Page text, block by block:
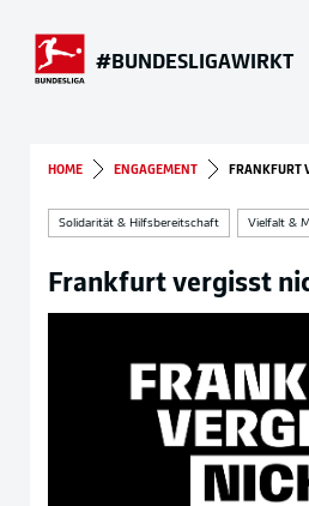
#BUNDESLIGAWIRKT
Suche
HOME ENGAGEMENT FRANKFURT
Solidarität & Hilfsbereitschaft Vielfalt &
Frankfurt vergisst